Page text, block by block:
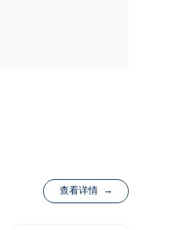
查看详情 →